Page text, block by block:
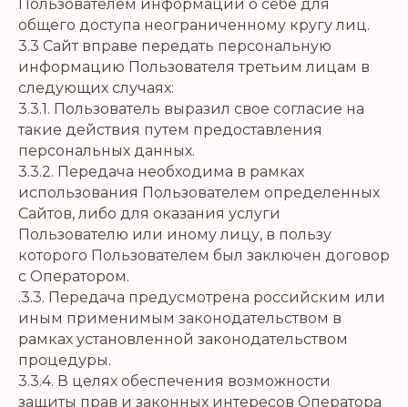
Пользователем информации о себе для
общего доступа неограниченному кругу лиц.
3.3 Сайт вправе передать персональную
информацию Пользователя третьим лицам в
следующих случаях:
3.3.1. Пользователь выразил свое согласие на
такие действия путем предоставления
персональных данных.
3.3.2. Передача необходима в рамках
использования Пользователем определенных
Сайтов, либо для оказания услуги
Пользователю или иному лицу, в пользу
которого Пользователем был заключен договор
с Оператором.
.3.3. Передача предусмотрена российским или
иным применимым законодательством в
рамках установленной законодательством
процедуры.
3.3.4. В целях обеспечения возможности
защиты прав и законных интересов Оператора